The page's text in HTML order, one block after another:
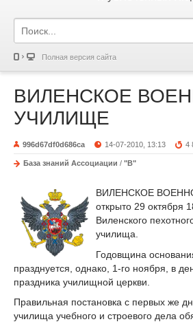
Полная версия сайта
ВИЛЕНСКОЕ
УЧИЛИЩЕ
996d67df0d686ca 14-07-2010, 13:13 4
База знаний Ассоциации / "В"
ВИЛЕНСКОЕ
открыто 29 октября
Виленского
училища.
Годовщина
празднуется, однако, 1-го ноября, в
праздника училищной церкви.
Правильная постановка с первых же
училища учебного и строевого дела